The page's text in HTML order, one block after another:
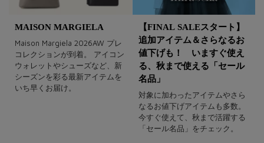
MAISON MARGIELA
Maison Margiela 2026AW プレ
コレクションが到着。 アイコン
ウォレットやシューズなど、新
シーズンを彩る最新アイテムを
いち早くお届け。
【FINAL SALEスタート】
追加アイテム＆さらなるお
値下げも！ いますぐ使え
る、秋まで使える「セール
名品」
対象に加わったアイテムやさら
なるお値下げアイテムも多数。
今すぐ使えて、秋まで活躍する
「セール名品」をチェック。